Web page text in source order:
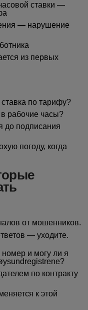
ставки —
— нарушение
из первых
по тарифу?
в рабочие часы?
до подписания
погоду, когда
от мошенников.
— уходите.
номер и могу ли я
по контракту
к этой